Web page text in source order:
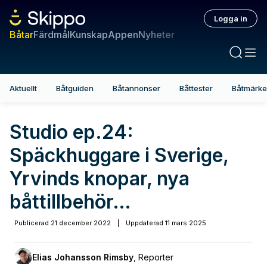
BåtarFärdmålKunskapAppenNyheter
Logga in
Aktuellt Båtguiden Båtannonser Båttester
Studio ep.24:
Späckhuggare i Sverige,
Yrvinds knopar, nya
båttillbehör…
Publicerad 21 december 2022 Uppdaterad 11 mars 2025
Elias Johansson Rimsby Reporter